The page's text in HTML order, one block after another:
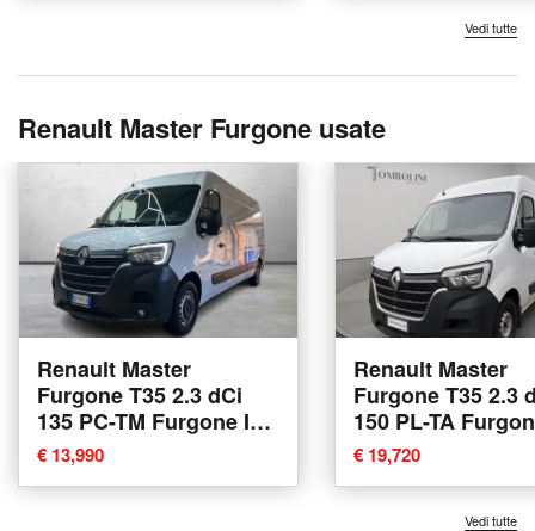
Vedi tutte
Renault Master Furgone usate
Renault Master
Furgone T35 2.3 dCi
135 PC-TM Furgone Ice
del 2021 usata a Roma
€ 13,990
Renault Master
Furgone T35 2.3
150 PL-TA
Energy Ice del
usata a
Marche
€ 19,720
Vedi tutte